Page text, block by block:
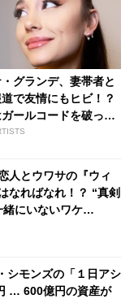
グランデ、妻帯者と
で友情にもヒビ！？
ガールコードを破っ
人とウワサの『ウィ
なればなれ！？ “真剣
にいないワケ
シモンズの「１日アシ
… 600億円の資産が